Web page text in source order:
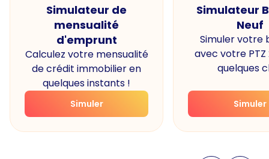
Simulateur de
mensualité
d'emprunt
Calculez votre mensualité
de crédit immobilier en
quelques instants !
Simuler
Simulateur
Neuf
Simuler votre
avec votre PTZ
quelques
Simuler